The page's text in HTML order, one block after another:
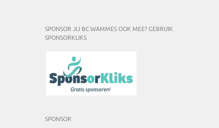
SPONSOR JIJ BC WAMMES OOK MEE? GEBRUIK
SPONSORKLIKS
SPONSOR